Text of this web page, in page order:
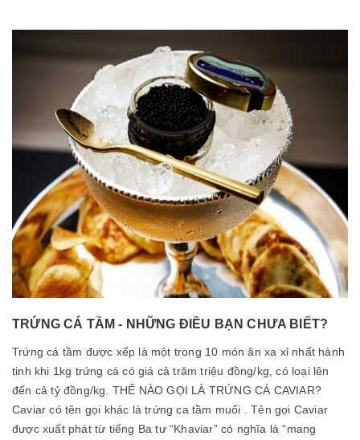
TRỨNG CÁ TẦM - NHỮNG ĐIỀU BẠN CHƯA BIẾT?
Trứng cá tầm được xếp là một trong 10 món ăn xa xỉ nhất hành
tinh khi 1kg trứng cá có giá cả trăm triệu đồng/kg, có loại lên
đến cả tỷ đồng/kg. THẾ NÀO GỌI LÀ TRỨNG CÁ CAVIAR?
Caviar có tên gọi khác là trứng ca tầm muối . Tên gọi Caviar
được xuất phát từ tiếng Ba tư “Khaviar” có nghĩa là “mang